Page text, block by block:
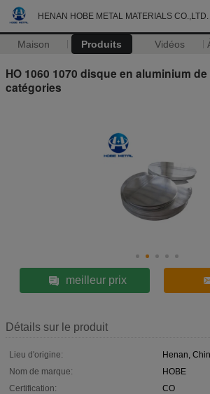
HENAN HOBE METAL MATERIALS CO.,LTD.
Maison Produits Vidéos
HO 1060 1070 disque en aluminium
catégories
meilleur prix
Détails sur le produit
Lieu d'origine:
Henan,
Nom de marque:
HOBE
Certification:
CO